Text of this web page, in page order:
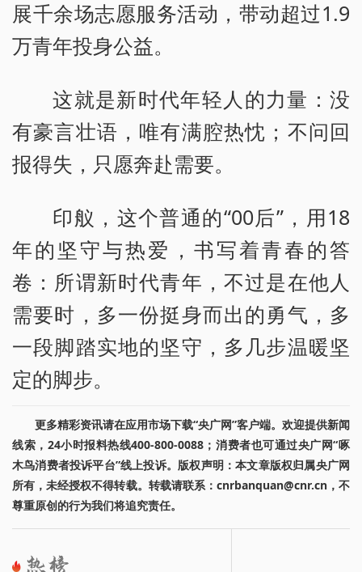
展千余场志愿服务活动，带动超过1.9
万青年投身公益。
这就是新时代年轻人的力量：没
有豪言壮语，唯有满腔热忱；不问回
报得失，只愿奔赴需要。
印舣，这个普通的“00后”，用18
年的坚守与热爱，书写着青春的答
卷：所谓新时代青年，不过是在他人
需要时，多一份挺身而出的勇气，多
一段脚踏实地的坚守，多几步温暖坚
定的脚步。
更多精彩资讯请在应用市场下载“央广网”客户端。欢迎提供新闻
线索，24小时报料热线400-800-0088；消费者也可通过央广网“啄
木鸟消费者投诉平台”线上投诉。版权声明：本文章版权归属央广网
所有，未经授权不得转载。转载请联系：cnrbanquan@cnr.cn，不
尊重原创的行为我们将追究责任。